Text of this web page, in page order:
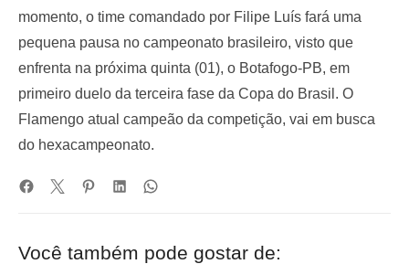
momento, o time comandado por Filipe Luís fará uma
pequena pausa no campeonato brasileiro, visto que
enfrenta na próxima quinta (01), o Botafogo-PB, em
primeiro duelo da terceira fase da Copa do Brasil. O
Flamengo atual campeão da competição, vai em busca
do hexacampeonato.
Você também pode gostar de: